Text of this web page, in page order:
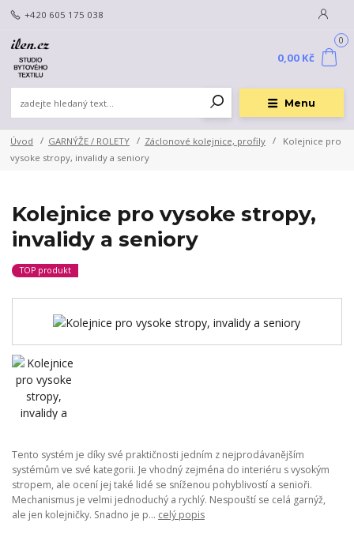
Menu
+420 605 175 038
0
0,00 Kč
Úvod GARNÝŽE / ROLETY Záclonové kolejnice, profily
Kolejnice pro
vysoke stropy, invalidy a seniory
Kolejnice pro vysoke stropy,
invalidy a seniory
TOP produkt
Tento systém je díky své praktičnosti jedním z nejprodávanějším
systémům ve své kategorii. Je vhodný zejména do interiéru s vysokým
stropem, ale ocení jej také lidé se sníženou pohyblivostí a senioři.
Mechanismus je velmi jednoduchý a rychlý. Nespouští se celá garnýž,
ale jen kolejničky. Snadno je p... celý popis